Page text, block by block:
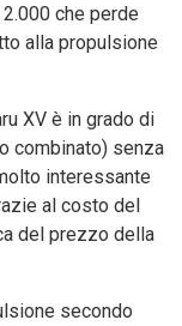
che perde
alla propulsione
XV è in grado di
combinato) senza
interessante
al costo del
del prezzo della
secondo